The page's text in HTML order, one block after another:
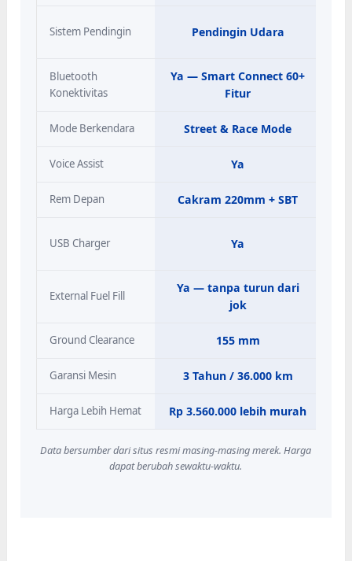
Sistem Pendingin Pendingin Udara
Bluetooth
Konektivitas
Ya — Smart Connect 60+
Fitur
Mode Berkendara Street & Race Mode
Voice Assist Ya
Rem Depan Cakram 220mm + SBT
USB Charger Ya
External Fuel Fill
Ya — tanpa turun dari
jok
Ground Clearance 155 mm
Garansi Mesin 3 Tahun / 36.000 km
Harga Lebih Hemat Rp 3.560.000 lebih murah
Data bersumber dari situs resmi masing-masing merek. Harga
dapat berubah sewaktu-waktu.